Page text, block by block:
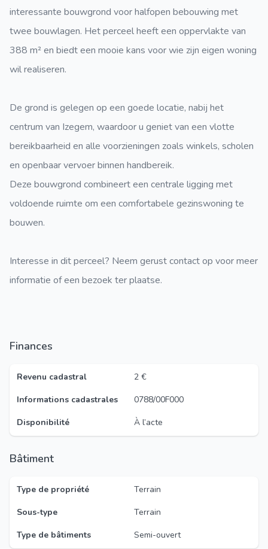
interessante bouwgrond voor halfopen bebouwing met
twee bouwlagen. Het perceel heeft een oppervlakte van
388 m² en biedt een mooie kans voor wie zijn eigen woning
wil realiseren.
De grond is gelegen op een goede locatie, nabij het
centrum van Izegem, waardoor u geniet van een vlotte
bereikbaarheid en alle voorzieningen zoals winkels, scholen
en openbaar vervoer binnen handbereik.
Deze bouwgrond combineert een centrale ligging met
voldoende ruimte om een comfortabele gezinswoning te
bouwen.
Interesse in dit perceel? Neem gerust contact op voor meer
informatie of een bezoek ter plaatse.
Finances
Revenu cadastral
2 €
Informations cadastrales
0788/00F000
Disponibilité
À l’acte
Bâtiment
Type de propriété
Terrain
Sous-type
Terrain
Type de bâtiments
Semi-ouvert